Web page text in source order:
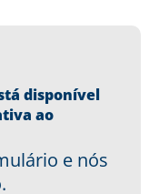
disponível
ao
e nós